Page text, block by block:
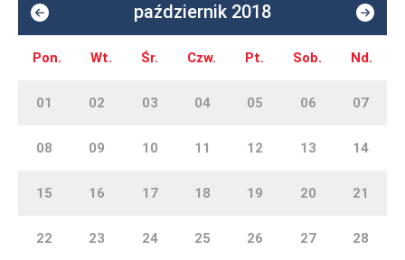
październik 2018
Pon. Wt. Śr. Czw. Pt. Sob. Nd.
01 02 03 04 05 06 07
08 09 10 11 12 13 14
15 16 17 18 19 20 21
22 23 24 25 26 27 28